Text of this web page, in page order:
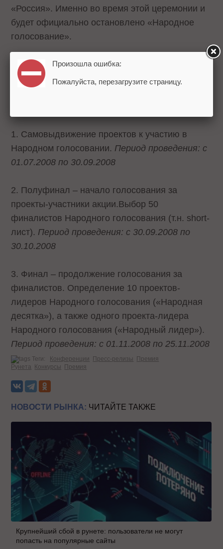
«Россия». Именно во время этой церемонии и
будет официально остановлено «Народное
голосование».
Подробности:www\.PremiaRuneta\.ru
1. Самовыдвижение проектов к участию в
Народном голосовании. Период проведения: с
01.07.2008 по 30.09.2008
2. Полуфинал – начало голосования за
проекты-участники акции.Выбор 50
финалистов Народного голосования (т.н. short-
лист). Период проведения: с 30.09.2008 по
30.10.2008
3. Финал – продолжение голосования за
финалистов. Определение 10 проектов-
лидеров Народного голосования («Народная
десятка»), а также одного проекта-лидера
Народного голосования («Народный лидер»).
Период проведения: с 01.11.2008 по 25.11.2008
Теги: Конференции Пресс-релизы Премия
Рунета Конкурсы Премия
НОВОСТИ РЫНКА: ЧИТАЙТЕ ТАКЖЕ
Крупнейший сбой в рунете: пользователи не могут
попасть на популярные сайты
Произошла ошибка:
Пожалуйста, перезагрузите страницу.